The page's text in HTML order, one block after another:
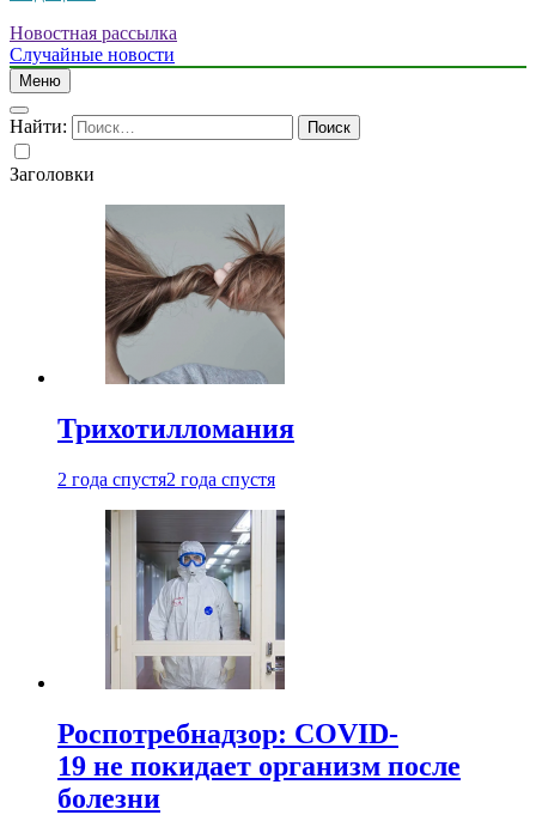
Новостная рассылка
Случайные новости
Меню
Найти:
Заголовки
Трихотилломания
2 года спустя2 года спустя
Роспотребнадзор: COVID-
19 не покидает организм после
болезни